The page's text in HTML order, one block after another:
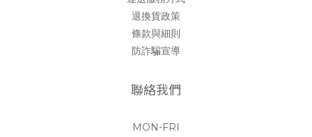
退換貨政策
條款與細則
防詐騙宣導
聯絡我們
MON-FRI